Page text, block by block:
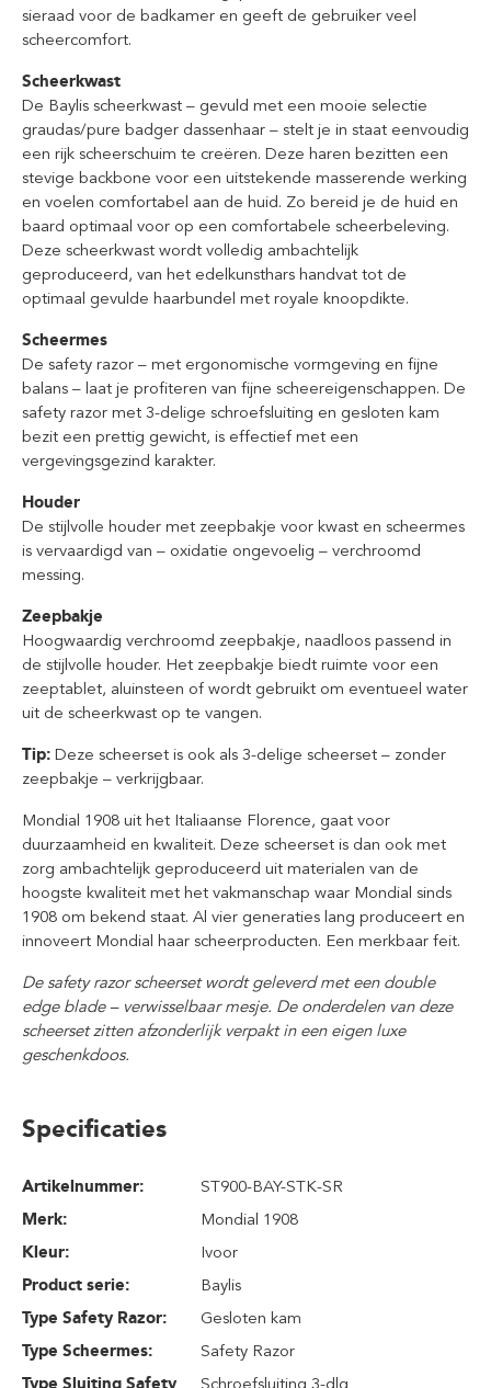
sieraad voor de badkamer en geeft de gebruiker veel
scheercomfort.
Scheerkwast
De Baylis scheerkwast – gevuld met een mooie selectie
graudas/pure badger dassenhaar – stelt je in staat eenvoudig
een rijk scheerschuim te creëren. Deze haren bezitten een
stevige backbone voor een uitstekende masserende werking
en voelen comfortabel aan de huid. Zo bereid je de huid en
baard optimaal voor op een comfortabele scheerbeleving.
Deze scheerkwast wordt volledig ambachtelijk
geproduceerd, van het edelkunsthars handvat tot de
optimaal gevulde haarbundel met royale knoopdikte.
Scheermes
De safety razor – met ergonomische vormgeving en fijne
balans – laat je profiteren van fijne scheereigenschappen. De
safety razor met 3-delige schroefsluiting en gesloten kam
bezit een prettig gewicht, is effectief met een
vergevingsgezind karakter.
Houder
De stijlvolle houder met zeepbakje voor kwast en scheermes
is vervaardigd van – oxidatie ongevoelig – verchroomd
messing.
Zeepbakje
Hoogwaardig verchroomd zeepbakje, naadloos passend in
de stijlvolle houder. Het zeepbakje biedt ruimte voor een
zeeptablet, aluinsteen of wordt gebruikt om eventueel water
uit de scheerkwast op te vangen.
Tip: Deze scheerset is ook als 3-delige scheerset – zonder
zeepbakje – verkrijgbaar.
Mondial 1908 uit het Italiaanse Florence, gaat voor
duurzaamheid en kwaliteit. Deze scheerset is dan ook met
zorg ambachtelijk geproduceerd uit materialen van de
hoogste kwaliteit met het vakmanschap waar Mondial sinds
1908 om bekend staat. Al vier generaties lang produceert en
innoveert Mondial haar scheerproducten. Een merkbaar feit.
De safety razor scheerset wordt geleverd met een double
edge blade – verwisselbaar mesje. De onderdelen van deze
scheerset zitten afzonderlijk verpakt in een eigen luxe
geschenkdoos.
Specificaties
Artikelnummer:
ST900-BAY-STK-SR
Merk:
Mondial 1908
Kleur:
Ivoor
Product serie:
Baylis
Type Safety Razor:
Gesloten kam
Type Scheermes:
Safety Razor
Type Sluiting Safety
Schroefsluiting 3-dlg